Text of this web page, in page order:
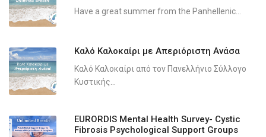
Have a great summer from the Panhellenic...
Καλό Καλοκαίρι με Απεριόριστη Ανάσα
Καλό Καλοκαίρι από τον Πανελλήνιο Σύλλογο
Κυστικής...
EURORDIS Mental Health Survey- Cystic
Fibrosis Psychological Support Groups